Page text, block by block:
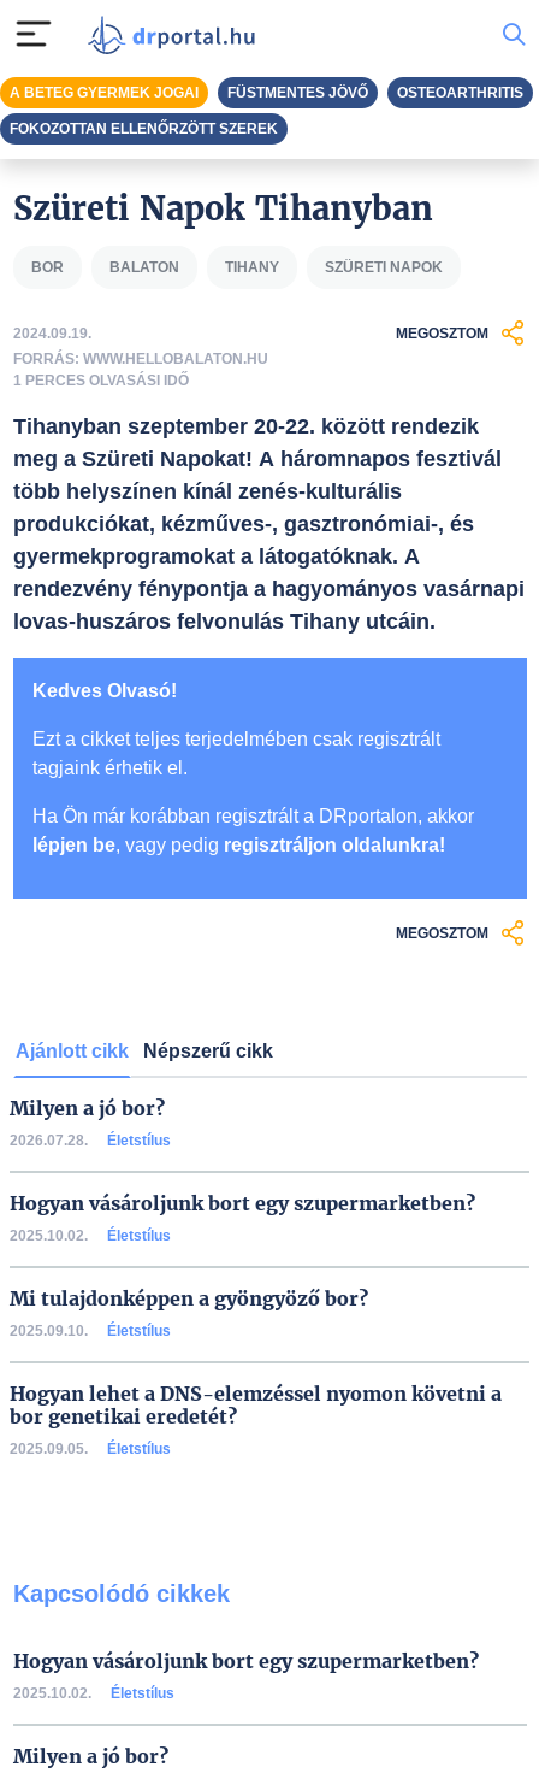
Szüreti Napok Tihanyban
BOR BALATON TIHANY SZÜRETI NAPOK
2024.09.19.
FORRÁS: WWW.HELLOBALATON.HU
1 PERCES OLVASÁSI IDŐ
MEGOSZTOM
Tihanyban szeptember 20-22. között rendezik
meg a Szüreti Napokat! A háromnapos fesztivál
több helyszínen kínál zenés-kulturális
produkciókat, kézműves-, gasztronómiai-, és
gyermekprogramokat a látogatóknak. A
rendezvény fénypontja a hagyományos vasárnapi
lovas-huszáros felvonulás Tihany utcáin.
Kedves Olvasó!
Ezt a cikket teljes terjedelmében csak regisztrált
tagjaink érhetik el.
Ha Ön már korábban regisztrált a DRportalon, akkor
lépjen be, vagy pedig regisztráljon oldalunkra!
MEGOSZTOM
Ajánlott cikk Népszerű cikk
Milyen a jó bor?
2026.07.28. Életstílus
Hogyan vásároljunk bort egy szupermarketben?
2025.10.02. Életstílus
Mi tulajdonképpen a gyöngyöző bor?
2025.09.10. Életstílus
Hogyan lehet a DNS-elemzéssel nyomon követni a
bor genetikai eredetét?
2025.09.05. Életstílus
Kapcsolódó cikkek
Hogyan vásároljunk bort egy szupermarketben?
2025.10.02. Életstílus
Milyen a jó bor?
A BETEG GYERMEK JOGAI FÜSTMENTES JÖVŐ OSTEOARTHRITIS
FOKOZOTTAN ELLENŐRZÖTT SZEREK